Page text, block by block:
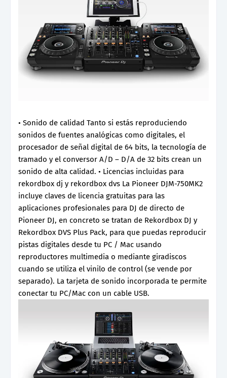
• Sonido de calidad Tanto si estás reproduciendo
sonidos de fuentes analógicas como digitales, el
procesador de señal digital de 64 bits, la tecnología de
tramado y el conversor A/D – D/A de 32 bits crean un
sonido de alta calidad. • Licencias incluidas para
rekordbox dj y rekordbox dvs La Pioneer DJM-750MK2
incluye claves de licencia gratuitas para las
aplicaciones profesionales para DJ de directo de
Pioneer DJ, en concreto se tratan de Rekordbox DJ y
Rekordbox DVS Plus Pack, para que puedas reproducir
pistas digitales desde tu PC / Mac usando
reproductores multimedia o mediante giradiscos
cuando se utiliza el vinilo de control (se vende por
separado). La tarjeta de sonido incorporada te permite
conectar tu PC/Mac con un cable USB.